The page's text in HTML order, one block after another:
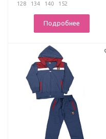
128 134 140 152
Подробнее